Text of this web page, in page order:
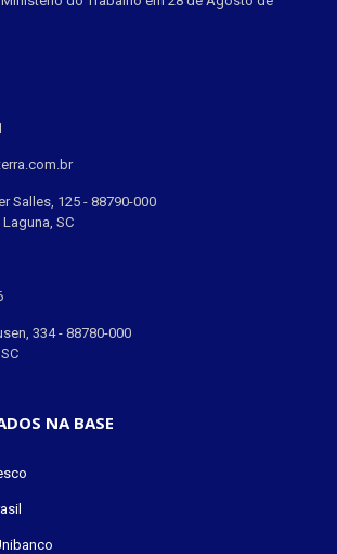
Salles, 125 - 88790-000
SC
334 - 88780-000
NA BASE